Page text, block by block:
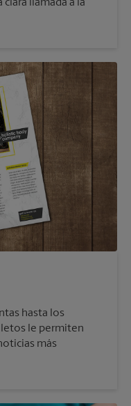
llamada a la
hasta los
le permiten
más